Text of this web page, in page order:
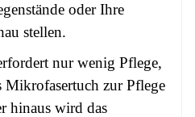
oder Ihre
stellen.
nur wenig Pflege,
Mikrofasertuch zur Pflege
hinaus wird das